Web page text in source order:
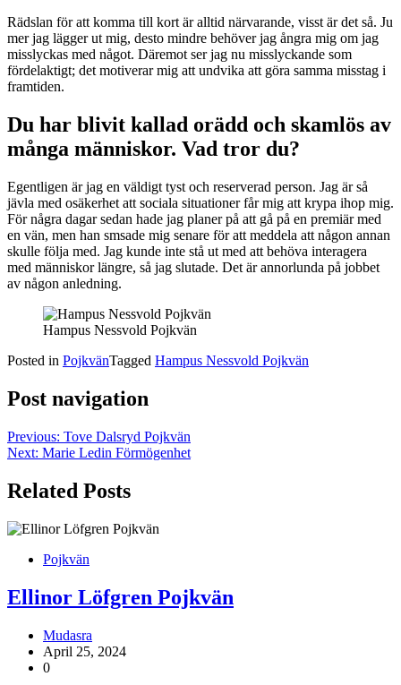
Rädslan för att komma till kort är alltid närvarande, visst är det så. Ju
mer jag lägger ut mig, desto mindre behöver jag ångra mig om jag
misslyckas med något. Däremot ser jag nu misslyckande som
fördelaktigt; det motiverar mig att undvika att göra samma misstag i
framtiden.
Du har blivit kallad orädd och skamlös av
många människor. Vad tror du?
Egentligen är jag en väldigt tyst och reserverad person. Jag är så
jävla med osäkerhet att sociala situationer får mig att krypa ihop mig.
För några dagar sedan hade jag planer på att gå på en premiär med
en vän, men han smsade mig senare för att meddela att någon annan
skulle följa med. Jag kunde inte stå ut med att behöva interagera
med människor längre, så jag slutade. Det är annorlunda på jobbet
av någon anledning.
Hampus Nessvold Pojkvän
Posted in PojkvänTagged Hampus Nessvold Pojkvän
Post navigation
Previous: Tove Dalsryd Pojkvän
Next: Marie Ledin Förmögenhet
Related Posts
Pojkvän
Ellinor Löfgren Pojkvän
Mudasra
April 25, 2024
0